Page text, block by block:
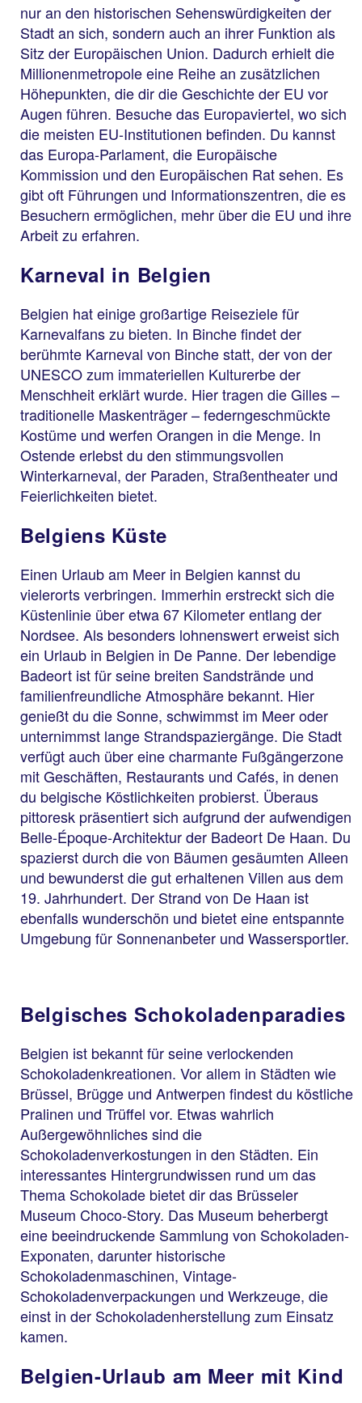
nur an den historischen Sehenswürdigkeiten der
Stadt an sich, sondern auch an ihrer Funktion als
Sitz der Europäischen Union. Dadurch erhielt die
Millionenmetropole eine Reihe an zusätzlichen
Höhepunkten, die dir die Geschichte der EU vor
Augen führen. Besuche das Europaviertel, wo sich
die meisten EU-Institutionen befinden. Du kannst
das Europa-Parlament, die Europäische
Kommission und den Europäischen Rat sehen. Es
gibt oft Führungen und Informationszentren, die es
Besuchern ermöglichen, mehr über die EU und ihre
Arbeit zu erfahren.
Karneval in Belgien
Belgien hat einige großartige Reiseziele für
Karnevalfans zu bieten. In Binche findet der
berühmte Karneval von Binche statt, der von der
UNESCO zum immateriellen Kulturerbe der
Menschheit erklärt wurde. Hier tragen die Gilles –
traditionelle Maskenträger – federngeschmückte
Kostüme und werfen Orangen in die Menge. In
Ostende erlebst du den stimmungsvollen
Winterkarneval, der Paraden, Straßentheater und
Feierlichkeiten bietet.
Belgiens Küste
Einen Urlaub am Meer in Belgien kannst du
vielerorts verbringen. Immerhin erstreckt sich die
Küstenlinie über etwa 67 Kilometer entlang der
Nordsee. Als besonders lohnenswert erweist sich
ein Urlaub in Belgien in De Panne. Der lebendige
Badeort ist für seine breiten Sandstrände und
familienfreundliche Atmosphäre bekannt. Hier
genießt du die Sonne, schwimmst im Meer oder
unternimmst lange Strandspaziergänge. Die Stadt
verfügt auch über eine charmante Fußgängerzone
mit Geschäften, Restaurants und Cafés, in denen
du belgische Köstlichkeiten probierst. Überaus
pittoresk präsentiert sich aufgrund der aufwendigen
Belle-Époque-Architektur der Badeort De Haan. Du
spazierst durch die von Bäumen gesäumten Alleen
und bewunderst die gut erhaltenen Villen aus dem
19. Jahrhundert. Der Strand von De Haan ist
ebenfalls wunderschön und bietet eine entspannte
Umgebung für Sonnenanbeter und Wassersportler.
Belgisches Schokoladenparadies
Belgien ist bekannt für seine verlockenden
Schokoladenkreationen. Vor allem in Städten wie
Brüssel, Brügge und Antwerpen findest du köstliche
Pralinen und Trüffel vor. Etwas wahrlich
Außergewöhnliches sind die
Schokoladenverkostungen in den Städten. Ein
interessantes Hintergrundwissen rund um das
Thema Schokolade bietet dir das Brüsseler
Museum Choco-Story. Das Museum beherbergt
eine beeindruckende Sammlung von Schokoladen-
Exponaten, darunter historische
Schokoladenmaschinen, Vintage-
Schokoladenverpackungen und Werkzeuge, die
einst in der Schokoladenherstellung zum Einsatz
kamen.
Belgien-Urlaub am Meer mit Kind